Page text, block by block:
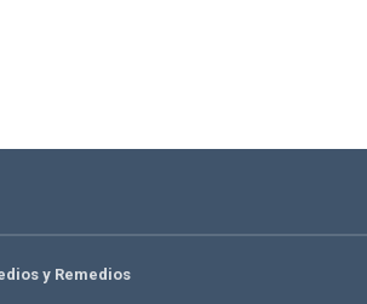
y Remedios